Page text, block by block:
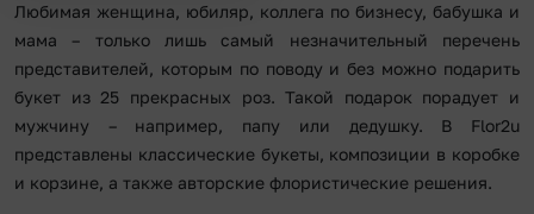
Любимая женщина, юбиляр, коллега по бизнесу, бабушка и
мама – только лишь самый незначительный перечень
представителей, которым по поводу и без можно подарить
букет из 25 прекрасных роз. Такой подарок порадует и
мужчину – например, папу или дедушку. В Flor2u
представлены классические букеты, композиции в коробке
и корзине, а также авторские флористические решения.